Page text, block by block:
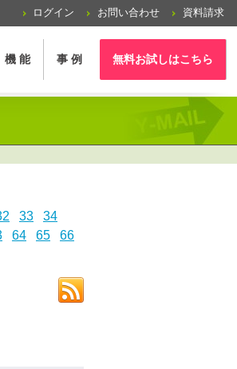
資料請求
お問い合わせ
ログイン
無料お試しはこちら
機 能 事 例
33
34
64 65
66